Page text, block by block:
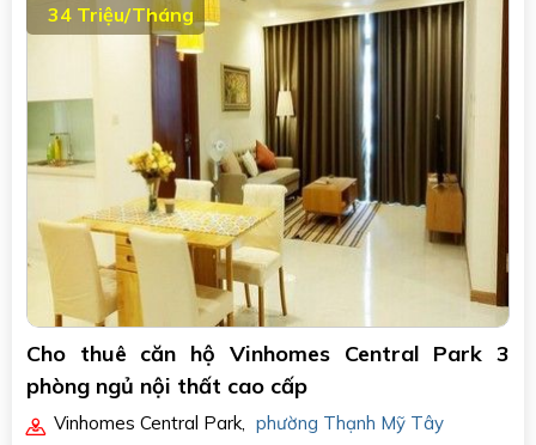
34 Triệu/Tháng
Cho thuê căn hộ Vinhomes Central Park 3
phòng ngủ nội thất cao cấp
Vinhomes Central Park, phường Thạnh Mỹ Tây